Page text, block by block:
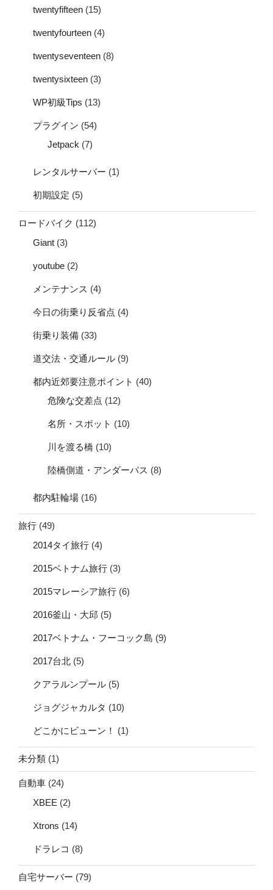
twentyfifteen (15)
twentyfourteen (4)
twentyseventeen (8)
twentysixteen (3)
WP初級Tips (13)
プラグイン (54)
Jetpack (7)
レンタルサーバー (1)
初期設定 (5)
ロードバイク (112)
Giant (3)
youtube (2)
メンテナンス (4)
今日の街乗り反省点 (4)
街乗り装備 (33)
道交法・交通ルール (9)
都内近郊要注意ポイント (40)
危険な交差点 (12)
名所・スポット (10)
川を渡る橋 (10)
陸橋側道・アンダーパス (8)
都内駐輪場 (16)
旅行 (49)
2014タイ旅行 (4)
2015ベトナム旅行 (3)
2015マレーシア旅行 (6)
2016釜山・大邱 (5)
2017ベトナム・フーコック島 (9)
2017台北 (5)
クアラルンプール (5)
ジョグジャカルタ (10)
どこかにビューン！ (1)
未分類 (1)
自動車 (24)
XBEE (2)
Xtrons (14)
ドラレコ (8)
自宅サーバー (79)